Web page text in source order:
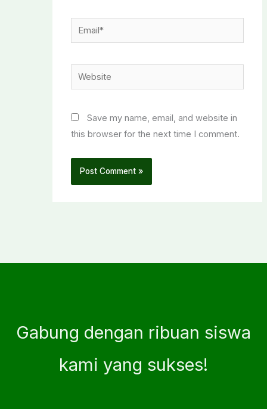
Email*
Website
Save my name, email, and website in
this browser for the next time I comment.
Gabung dengan ribuan siswa
kami yang sukses!